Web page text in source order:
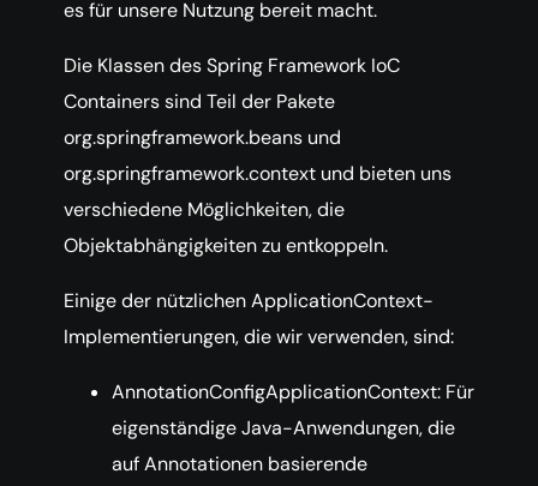
es für unsere Nutzung bereit macht.
Die Klassen des Spring Framework IoC
Containers sind Teil der Pakete
org.springframework.beans und
org.springframework.context und bieten uns
verschiedene Möglichkeiten, die
Objektabhängigkeiten zu entkoppeln.
Einige der nützlichen ApplicationContext-
Implementierungen, die wir verwenden, sind:
AnnotationConfigApplicationContext: Für
eigenständige Java-Anwendungen, die
auf Annotationen basierende